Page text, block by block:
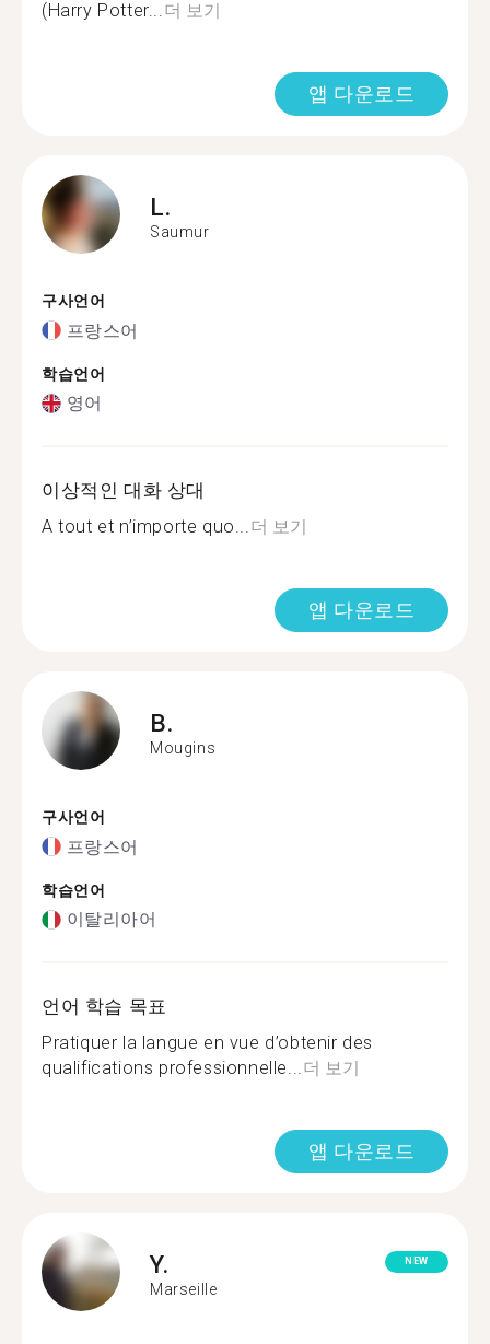
(Harry Potter...더 보기
앱 다운로드
L.
Saumur
구사언어
프랑스어
학습언어
영어
이상적인 대화 상대
A tout et n’importe quo...더 보기
앱 다운로드
B.
Mougins
구사언어
프랑스어
학습언어
이탈리아어
언어 학습 목표
Pratiquer la langue en vue d’obtenir des
qualifications professionnelle...더 보기
앱 다운로드
Y.
Marseille
NEW